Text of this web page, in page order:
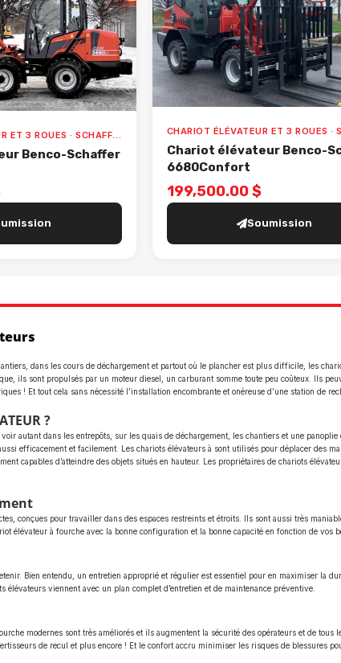
CHARIOT ÉLÉVATEUR ET 3 ROUES · SCHAFFER · 3650 VALUE
Benco-Schaffer
Chariot élévateur Benco-
6680Confort
199,500.00 $
Soumission
dans les cours de déchargement et partout où le plancher est plus difficile, les
ils sont propulsés par un moteur diesel, un carburant somme toute peu coûteux. Ils
! Et tout cela sans nécessité l’installation encombrante et onéreuse d’une station de
?
autant dans les entrepôts, sur les quais de déchargement, les chantiers et une
efficacement et facilement. Les chariots élévateurs à sont utilisés pour déplacer des
capables d’atteindre des objets situés en hauteur. Les propriétaires de chariots
conçues pour travailler dans des espaces restreints et étroits. Ils sont aussi très
élévateur à fourche avec la bonne configuration et la bonne capacité en fonction de vos
Bien entendu, un entretien approprié et régulier est essentiel pour en maximiser la
élévateurs viennent avec un plan complet d’entretien et de maintenance préventive.
modernes sont très améliorés et ils augmentent la sécurité des opérateurs et de
de recul et plus encore ! Et le confort accru minimiser les risques de blessures